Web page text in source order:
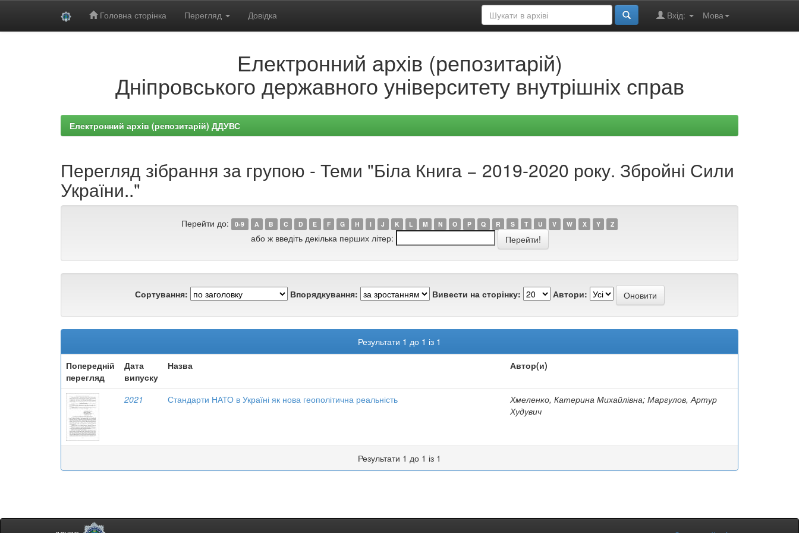
Головна сторінка Перегляд Довідка Мова
Вхід:
Електронний архів (репозитарій)
Дніпровського державного університету внутрішніх справ
Електронний архів (репозитарій) ДДУВС
Перегляд зібрання за групою - Теми "Біла Книга − 2019-2020 року. Збройні Сили
України.."
Перейти до: 0-9 A B C D E F G H I J K L M N O P Q R S T U V W X Y Z
або ж введіть декілька перших літер:
Сортування: Впорядкування: Вивести на сторінку: Автори:
Результати 1 до 1 із 1
Попередній
перегляд
Дата
випуску
Назва Автор(и)
2021 Стандарти НАТО в Україні як нова геополітична реальність
Хмеленко, Катерина Михайлівна; Маргулов, Артур
Худувич
Результати 1 до 1 із 1